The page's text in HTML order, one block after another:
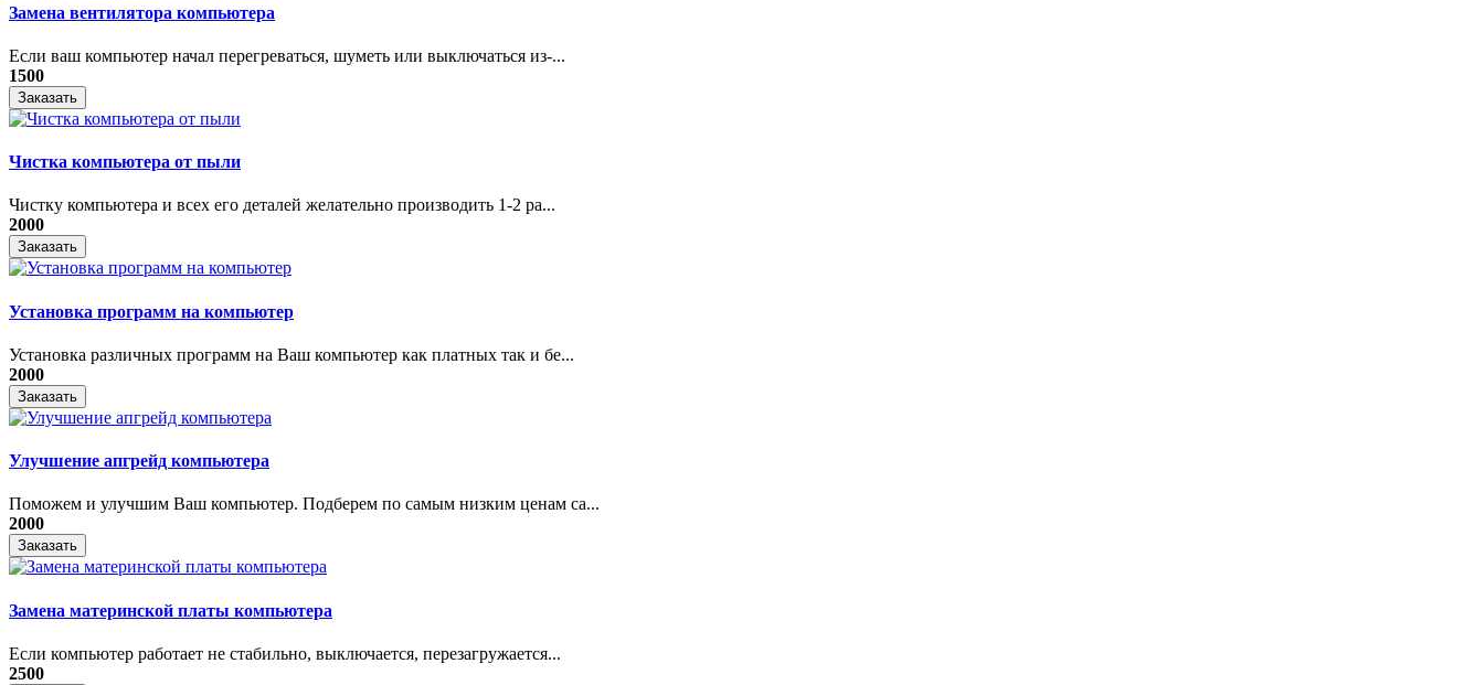
Замена вентилятора компьютера
Если ваш компьютер начал перегреваться, шуметь или выключаться из-...
1500
Заказать
Чистка компьютера от пыли
Чистку компьютера и всех его деталей желательно производить 1-2 ра...
2000
Заказать
Установка программ на компьютер
Установка различных программ на Ваш компьютер как платных так и бе...
2000
Заказать
Улучшение апгрейд компьютера
Поможем и улучшим Ваш компьютер. Подберем по самым низким ценам са...
2000
Заказать
Замена материнской платы компьютера
Если компьютер работает не стабильно, выключается, перезагружается...
2500